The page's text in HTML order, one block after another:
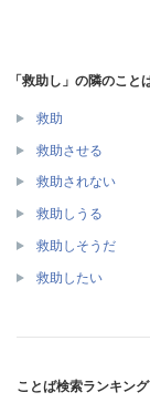
「救助し」の隣のこと
救助
救助させる
救助されない
救助しうる
救助しそうだ
救助したい
ことば検索ランキング